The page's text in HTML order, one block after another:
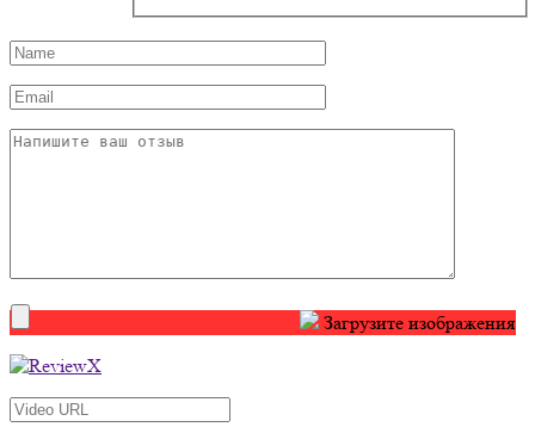
Загрузите изображения